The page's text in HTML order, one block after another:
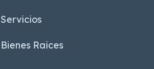
Servicios
Bienes Raices